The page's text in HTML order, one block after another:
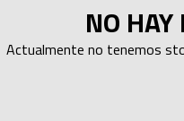
NO
Actualmente no tenemos